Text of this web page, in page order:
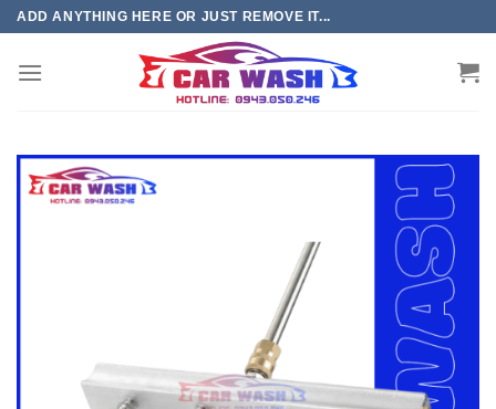
Chuyển
phần
ADD ANYTHING HERE OR JUST REMOVE IT...